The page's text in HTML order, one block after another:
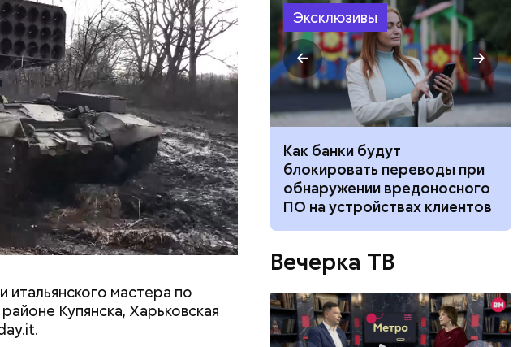
мастера по
Купянска, Харьковская
плавательных
время круиза биоотходы или
не взяли ваш след. Не
у некоторых акул период
круглоголовой и
Эксклюзивы
Продлеваем лето: где можно
отдохнуть в бархатный
сезон и во сколько это
обойдется
Как банки будут
блокировать переводы при
обнаружении вредоносного
ПО на устройствах клиентов
Вечерка ТВ